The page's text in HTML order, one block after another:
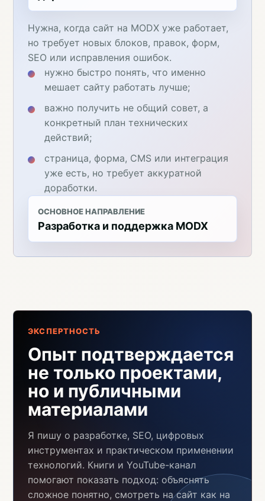
Нужна, когда сайт на MODX уже работает,
но требует новых блоков, правок, форм,
SEO или исправления ошибок.
нужно быстро понять, что именно
мешает сайту работать лучше;
важно получить не общий совет, а
конкретный план технических
действий;
страница, форма, CMS или интеграция
уже есть, но требует аккуратной
доработки.
ОСНОВНОЕ НАПРАВЛЕНИЕ
Разработка и поддержка MODX
ЭКСПЕРТНОСТЬ
Опыт подтверждается
не только проектами,
но и публичными
материалами
Я пишу о разработке, SEO, цифровых
инструментах и практическом применении
технологий. Книги и YouTube-канал
помогают показать подход: объяснять
сложное понятно, смотреть на сайт как на